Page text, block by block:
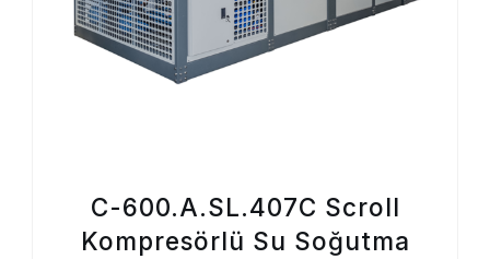
C-600.A.SL.407C Scroll
Kompresörlü Su Soğutma